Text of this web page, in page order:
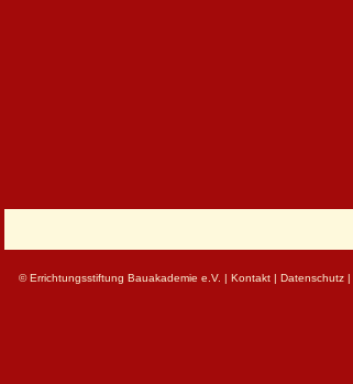
© Errichtungsstiftung Bauakademie e.V. | Kontakt | Datenschutz |